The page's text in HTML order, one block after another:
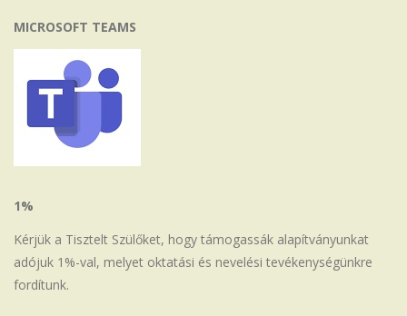
MICROSOFT TEAMS
1%
Kérjük a Tisztelt Szülőket, hogy támogassák alapítványunkat
adójuk 1%-val, melyet oktatási és nevelési tevékenységünkre
fordítunk.